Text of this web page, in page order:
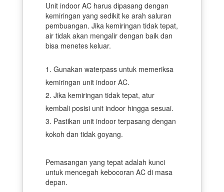
Unit indoor AC harus dipasang dengan
kemiringan yang sedikit ke arah saluran
pembuangan. Jika kemiringan tidak tepat,
air tidak akan mengalir dengan baik dan
bisa menetes keluar.
Gunakan waterpass untuk memeriksa
kemiringan unit indoor AC.
Jika kemiringan tidak tepat, atur
kembali posisi unit indoor hingga sesuai.
Pastikan unit indoor terpasang dengan
kokoh dan tidak goyang.
Pemasangan yang tepat adalah kunci
untuk mencegah kebocoran AC di masa
depan.